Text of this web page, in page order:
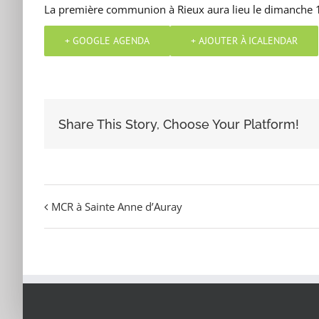
La première communion à Rieux aura lieu le dimanche
+ GOOGLE AGENDA + AJOUTER À ICALENDAR
Share This Story, Choose Your Platform!
MCR à Sainte Anne d’Auray